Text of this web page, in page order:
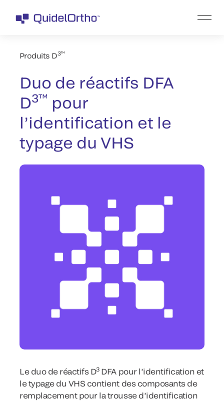
Produits D3™
Duo de réactifs DFA
D3™ pour
l’identification et le
typage du VHS
Le duo de réactifs D3DFA pour l’identification et
le typage du VHS contient des composants de
remplacement pour la trousse d’identification